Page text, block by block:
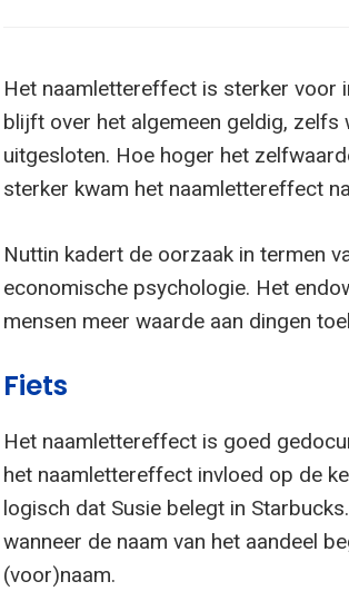
Het naamlettereffect is sterker voor
blijft over het algemeen geldig, zelfs
uitgesloten. Hoe hoger het
sterker kwam het naamlettereffect
Nuttin kadert de oorzaak in termen
economische psychologie. Het
mensen meer waarde aan dingen
Fiets
Het naamlettereffect is goed
het naamlettereffect invloed op de
logisch dat Susie belegt in
wanneer de naam van het aandeel
(voor)naam.